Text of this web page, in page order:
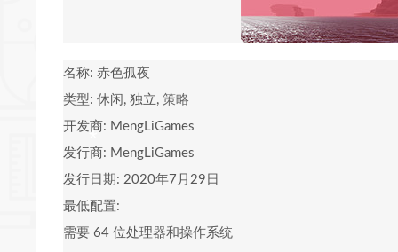
名称: 赤色孤夜
类型: 休闲, 独立, 策略
开发商: MengLiGames
发行商: MengLiGames
发行日期: 2020年7月29日
最低配置:
需要 64 位处理器和操作系统